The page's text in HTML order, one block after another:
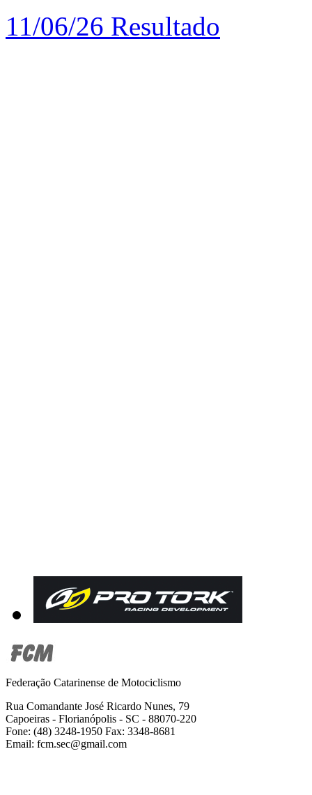
11/06/26 Resultado
Federação Catarinense de Motociclismo
Rua Comandante José Ricardo Nunes, 79
Capoeiras - Florianópolis - SC - 88070-220
Fone: (48) 3248-1950 Fax: 3348-8681
Email: fcm.sec@gmail.com